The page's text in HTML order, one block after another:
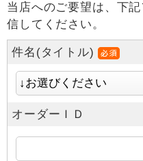
当店へのご要望は、下
信してください。
件名(タイトル)
オーダーＩＤ